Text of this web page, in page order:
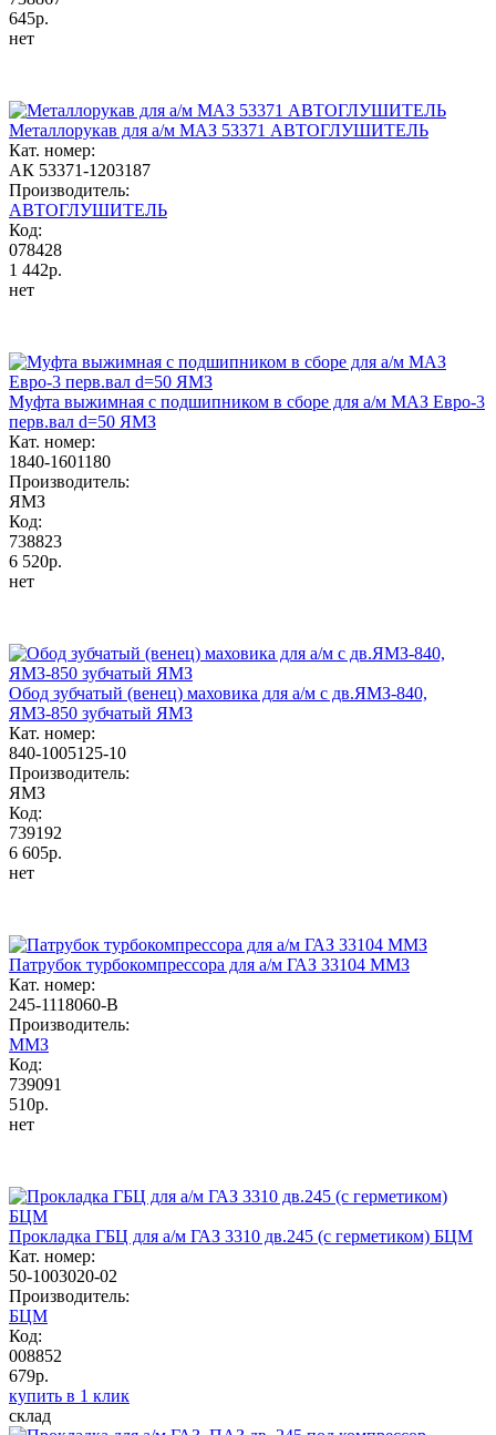
645р.
нет
Металлорукав для а/м МАЗ 53371 АВТОГЛУШИТЕЛЬ
Кат. номер:
АК 53371-1203187
Производитель:
АВТОГЛУШИТЕЛЬ
Код:
078428
1 442р.
нет
Муфта выжимная с подшипником в сборе для а/м МАЗ Евро-3
перв.вал d=50 ЯМЗ
Кат. номер:
1840-1601180
Производитель:
ЯМЗ
Код:
738823
6 520р.
нет
Обод зубчатый (венец) маховика для а/м с дв.ЯМЗ-840,
ЯМЗ-850 зубчатый ЯМЗ
Кат. номер:
840-1005125-10
Производитель:
ЯМЗ
Код:
739192
6 605р.
нет
Патрубок турбокомпрессора для а/м ГАЗ 33104 ММЗ
Кат. номер:
245-1118060-В
Производитель:
ММЗ
Код:
739091
510р.
нет
Прокладка ГБЦ для а/м ГАЗ 3310 дв.245 (с герметиком) БЦМ
Кат. номер:
50-1003020-02
Производитель:
БЦМ
Код:
008852
679р.
купить в 1 клик
склад